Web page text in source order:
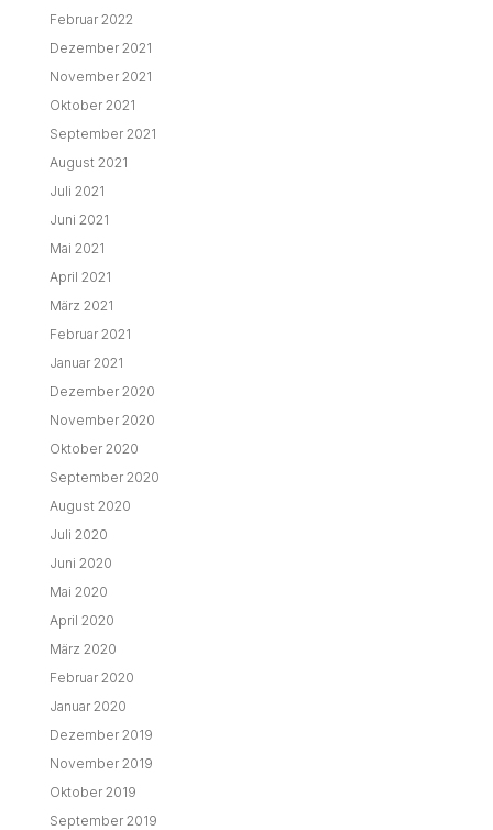
Februar 2022
Dezember 2021
November 2021
Oktober 2021
September 2021
August 2021
Juli 2021
Juni 2021
Mai 2021
April 2021
März 2021
Februar 2021
Januar 2021
Dezember 2020
November 2020
Oktober 2020
September 2020
August 2020
Juli 2020
Juni 2020
Mai 2020
April 2020
März 2020
Februar 2020
Januar 2020
Dezember 2019
November 2019
Oktober 2019
September 2019